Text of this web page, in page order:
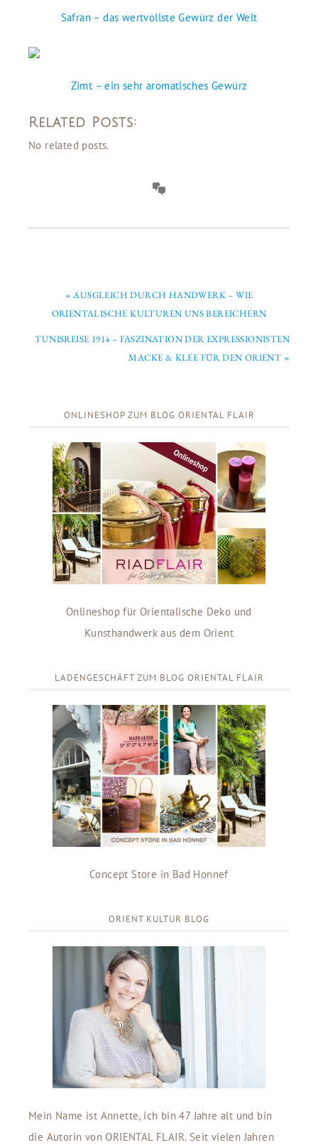
Safran – das wertvollste Gewürz der Welt
Zimt – ein sehr aromatisches Gewürz
Related Posts:
No related posts.
« AUSGLEICH DURCH HANDWERK – WIE
ORIENTALISCHE KULTUREN UNS BEREICHERN
TUNISREISE 1914 – FASZINATION DER EXPRESSIONISTEN
MACKE & KLEE FÜR DEN ORIENT »
ONLINESHOP ZUM BLOG ORIENTAL FLAIR
Onlineshop für Orientalische Deko und
Kunsthandwerk aus dem Orient
LADENGESCHÄFT ZUM BLOG ORIENTAL FLAIR
Concept Store in Bad Honnef
ORIENT KULTUR BLOG
Mein Name ist Annette, ich bin 47 Jahre alt und bin
die Autorin von ORIENTAL FLAIR. Seit vielen Jahren